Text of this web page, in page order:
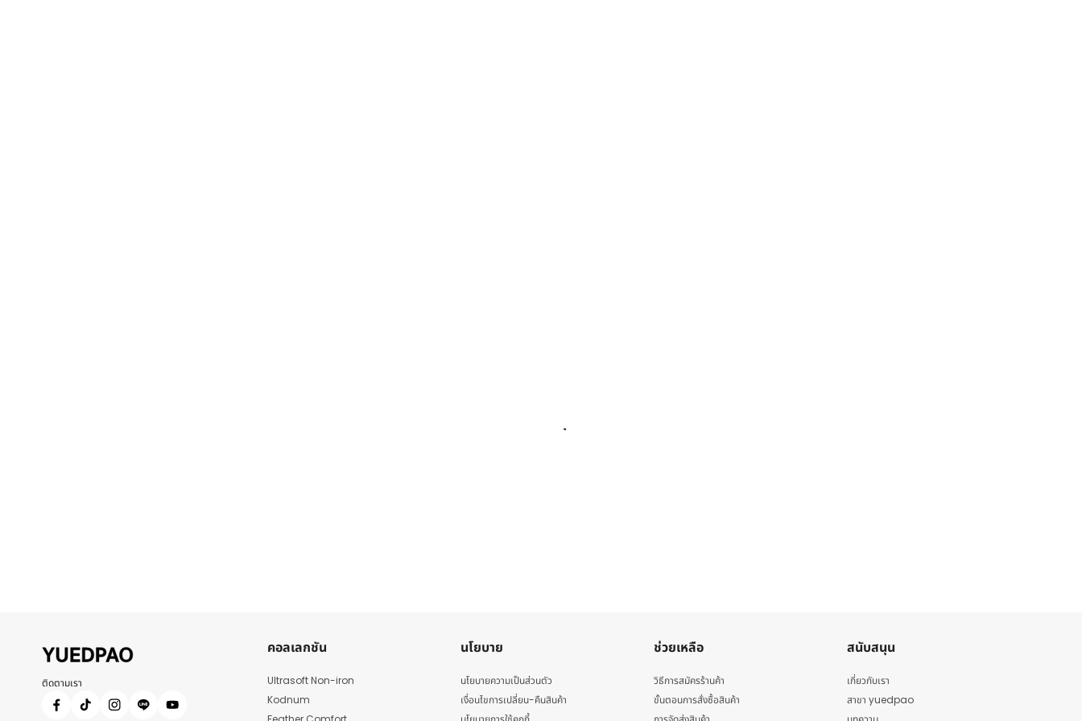
ติดตามเรา
คอลเลกชัน
Ultrasoft Non-iron
Kodnum
นโยบาย
นโยบายความเป็นส่วนตัว
เงื่อนไขการเปลี่ยน-คืนสินค้า
ช่วยเหลือ
วิธีการสมัครร้านค้า
ขั้นตอนการสั่งซื้อสินค้า
สนับสนุน
เกี่ยวกับเรา
สาขา yuedpao